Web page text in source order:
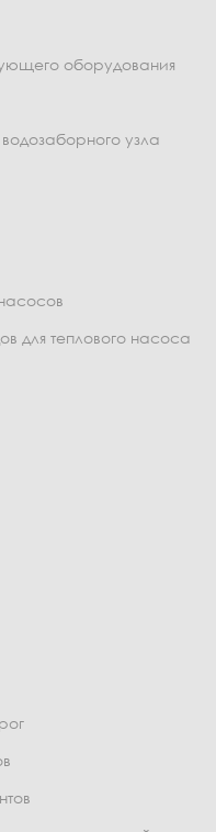
оборудования
узла
для теплового насоса